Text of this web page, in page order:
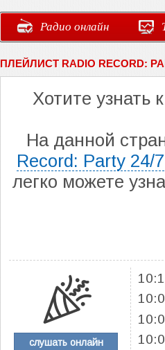
Радио онлайн
ПЛЕЙЛИСТ RADIO RECORD:
Хотите узнать
На данной
Record: Party 24/7
легко можете
слушать онлайн